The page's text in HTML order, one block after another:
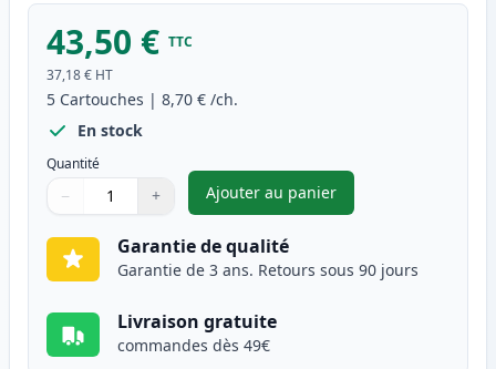
43,50 € TTC
37,18 € HT
5 Cartouches | 8,70 € /ch.
En stock
Quantité
Quantité
Utilisez les boutons pour ajuster
− +
Quantité
Ajouter au panier
,Pack de 5 Brother LC1100
Garantie de qualité
Garantie de 3 ans. Retours sous 90 jours
Livraison gratuite
commandes dès 49€